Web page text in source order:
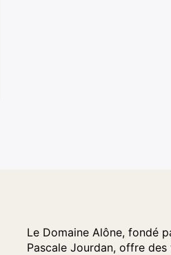
Le Domaine Alône, fondé
Pascale Jourdan, offre